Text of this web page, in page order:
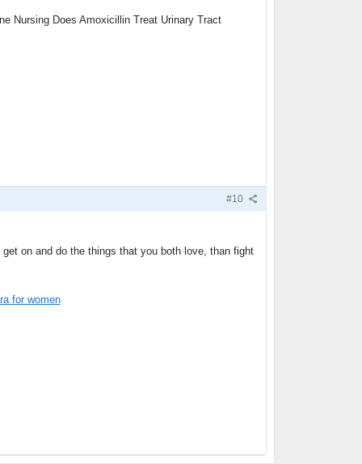
Nursing Does Amoxicillin Treat Urinary Tract
#10
on and do the things that you both love, than fight
for women